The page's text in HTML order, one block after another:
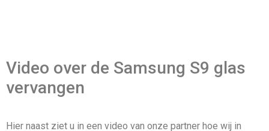
Video over de Samsung S9 glas
vervangen
Hier naast ziet u in een video van onze partner hoe wij in